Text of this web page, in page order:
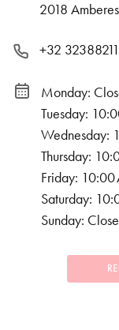
2018
+32 32388211
Monday:
Tuesday:
Wednesday:
Thursday:
Friday:
Saturday:
Sunday: